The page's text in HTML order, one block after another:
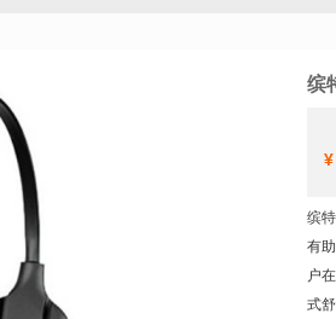
缤
¥
缤
有
户
式